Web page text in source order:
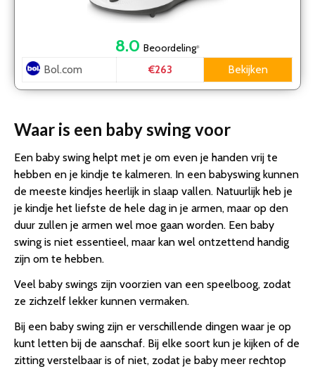
8.0 Beoordeling*
Bol.com €263 Bekijken
Waar is een baby swing voor
Een baby swing helpt met je om even je handen vrij te
hebben en je kindje te kalmeren. In een babyswing kunnen
de meeste kindjes heerlijk in slaap vallen. Natuurlijk heb je
je kindje het liefste de hele dag in je armen, maar op den
duur zullen je armen wel moe gaan worden. Een baby
swing is niet essentieel, maar kan wel ontzettend handig
zijn om te hebben.
Veel baby swings zijn voorzien van een speelboog, zodat
ze zichzelf lekker kunnen vermaken.
Bij een baby swing zijn er verschillende dingen waar je op
kunt letten bij de aanschaf. Bij elke soort kun je kijken of de
zitting verstelbaar is of niet, zodat je baby meer rechtop